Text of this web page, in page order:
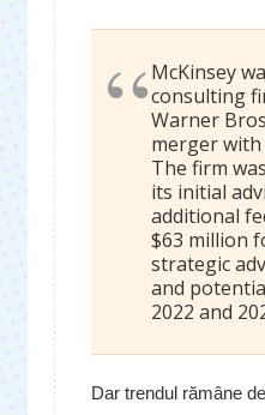
McKinsey
consulting
Warner
merger with
The firm
its initial
additional
$63 million
strategic
and
2022 and
Dar trendul rămâne